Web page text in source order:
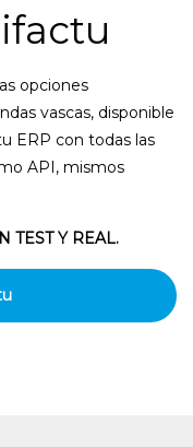
opciones
vascas, disponible
ERP con todas las
API, mismos
TEST Y REAL.